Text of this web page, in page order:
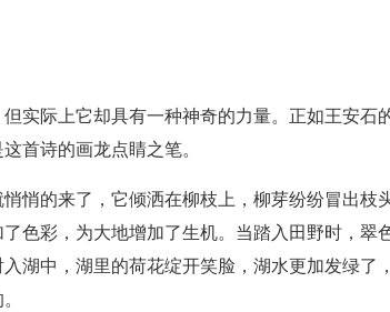
实际上它却具有一种神奇的力量。正如王安石
首诗的画龙点睛之笔。
悄的来了，它倾洒在柳枝上，柳芽纷纷冒出枝
色彩，为大地增加了生机。当踏入田野时，翠
湖中，湖里的荷花绽开笑脸，湖水更加发绿了